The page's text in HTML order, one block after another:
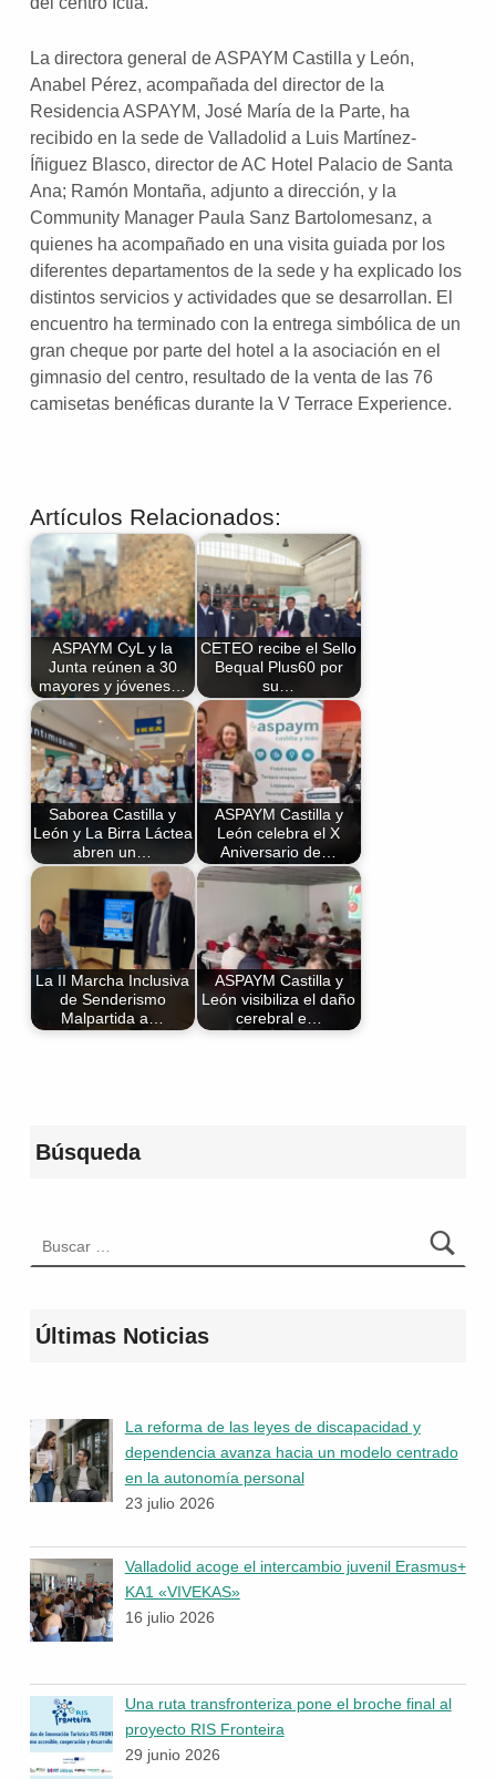
La directora general de ASPAYM Castilla y León,
Anabel Pérez, acompañada del director de la
Residencia ASPAYM, José María de la Parte, ha
recibido en la sede de Valladolid a Luis Martínez-
Íñiguez Blasco, director de AC Hotel Palacio de Santa
Ana; Ramón Montaña, adjunto a dirección, y la
Community Manager Paula Sanz Bartolomesanz, a
quienes ha acompañado en una visita guiada por los
diferentes departamentos de la sede y ha explicado los
distintos servicios y actividades que se desarrollan. El
encuentro ha terminado con la entrega simbólica de un
gran cheque por parte del hotel a la asociación en el
gimnasio del centro, resultado de la venta de las 76
camisetas benéficas durante la V Terrace Experience.
Artículos Relacionados:
ASPAYM CyL y la
Junta reúnen a 30
mayores y jóvenes…
CETEO recibe el Sello
Bequal Plus60 por
su…
Saborea Castilla y
León y La Birra Láctea
abren un…
ASPAYM Castilla y
León celebra el X
Aniversario de…
La II Marcha Inclusiva
de Senderismo
Malpartida a…
ASPAYM Castilla y
León visibiliza el daño
cerebral e…
Búsqueda
Últimas Noticias
La reforma de las leyes de discapacidad y
dependencia avanza hacia un modelo centrado
en la autonomía personal
23 julio 2026
Valladolid acoge el intercambio juvenil Erasmus+
KA1 «VIVEKAS»
16 julio 2026
Una ruta transfronteriza pone el broche final al
proyecto RIS Fronteira
29 junio 2026